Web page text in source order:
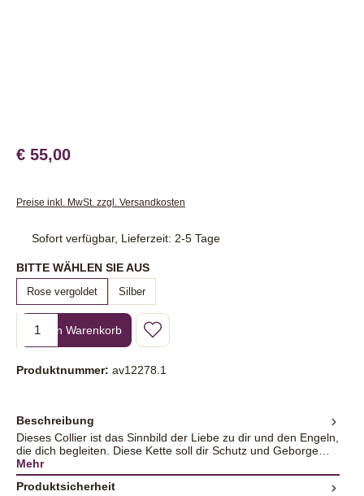
€ 55,00
Preise inkl. MwSt. zzgl. Versandkosten
Sofort verfügbar, Lieferzeit: 2-5 Tage
BITTE WÄHLEN SIE AUSauswählen
Rose vergoldet Silber
Produkt Anzahl: Gib den gewünschten Wert ein oder benutze die
In den Warenkorb
Produktnummer: av12278.1
Beschreibung
Dieses Collier ist das Sinnbild der Liebe zu dir und den Engeln,
die dich begleiten. Diese Kette soll dir Schutz und Geborge…
Mehr
Produktsicherheit